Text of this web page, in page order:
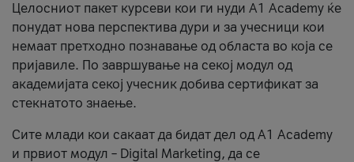
Целосниот пакет курсеви кои ги нуди A1 Academy ќе
понудат нова перспектива дури и за учесници кои
немаат претходно познавање од областа во која се
пријавиле. По завршување на секој модул од
академијата секој учесник добива сертификат за
стекнатото знаење.
Сите млади кои сакаат да бидат дел од A1 Academy
и првиот модул – Digital Marketing, да се